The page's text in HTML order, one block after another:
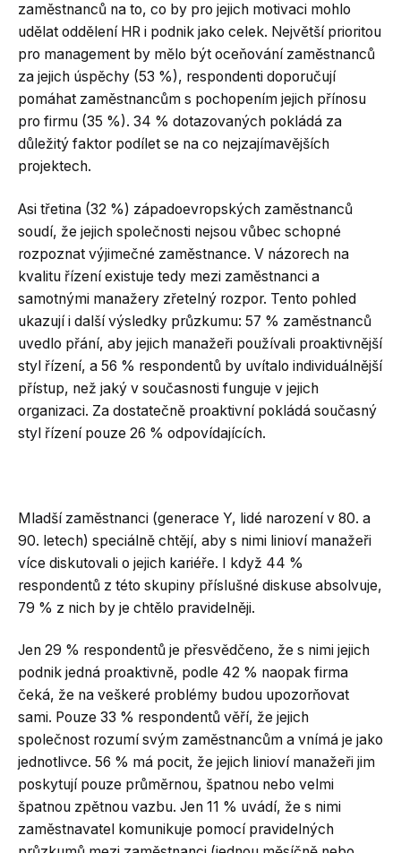
zaměstnanců na to, co by pro jejich motivaci mohlo
udělat oddělení HR i podnik jako celek. Největší prioritou
pro management by mělo být oceňování zaměstnanců
za jejich úspěchy (53 %), respondenti doporučují
pomáhat zaměstnancům s pochopením jejich přínosu
pro firmu (35 %). 34 % dotazovaných pokládá za
důležitý faktor podílet se na co nejzajímavějších
projektech.
Asi třetina (32 %) západoevropských zaměstnanců
soudí, že jejich společnosti nejsou vůbec schopné
rozpoznat výjimečné zaměstnance. V názorech na
kvalitu řízení existuje tedy mezi zaměstnanci a
samotnými manažery zřetelný rozpor. Tento pohled
ukazují i další výsledky průzkumu: 57 % zaměstnanců
uvedlo přání, aby jejich manažeři používali proaktivnější
styl řízení, a 56 % respondentů by uvítalo individuálnější
přístup, než jaký v současnosti funguje v jejich
organizaci. Za dostatečně proaktivní pokládá současný
styl řízení pouze 26 % odpovídajících.
Mladší zaměstnanci (generace Y, lidé narození v 80. a
90. letech) speciálně chtějí, aby s nimi linioví manažeři
více diskutovali o jejich kariéře. I když 44 %
respondentů z této skupiny příslušné diskuse absolvuje,
79 % z nich by je chtělo pravidelněji.
Jen 29 % respondentů je přesvědčeno, že s nimi jejich
podnik jedná proaktivně, podle 42 % naopak firma
čeká, že na veškeré problémy budou upozorňovat
sami. Pouze 33 % respondentů věří, že jejich
společnost rozumí svým zaměstnancům a vnímá je jako
jednotlivce. 56 % má pocit, že jejich linioví manažeři jim
poskytují pouze průměrnou, špatnou nebo velmi
špatnou zpětnou vazbu. Jen 11 % uvádí, že s nimi
zaměstnavatel komunikuje pomocí pravidelných